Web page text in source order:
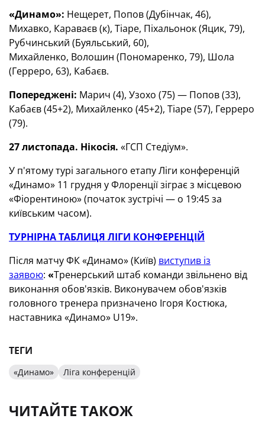
«Динамо»: Нещерет, Попов (Дубінчак, 46),
Михавко, Караваєв (к), Тіаре, Піхальонок (Яцик, 79),
Рубчинський (Буяльський, 60),
Михайленко, Волошин (Пономаренко, 79), Шола
(Герреро, 63), Кабаєв.
Попереджені: Марич (4), Узохо (75) — Попов (33),
Кабаєв (45+2), Михайленко (45+2), Тіаре (57), Герреро
(79).
27 листопада. Нікосія. «ГСП Стедіум».
У п'ятому турі загального етапу Ліги конференцій
«Динамо» 11 грудня у Флоренції зіграє з місцевою
«Фіорентиною» (початок зустрічі — о 19:45 за
київським часом).
ТУРНІРНА ТАБЛИЦЯ ЛІГИ КОНФЕРЕНЦІЙ
Після матчу ФК «Динамо» (Київ) виступив із
заявою: «Тренерський штаб команди звільнено від
виконання обов'язків. Виконувачем обов'язків
головного тренера призначено Ігоря Костюка,
наставника «Динамо» U19».
ТЕГИ
«Динамо» Ліга конференцій
ЧИТАЙТЕ ТАКОЖ